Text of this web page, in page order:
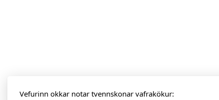
Vefurinn okkar notar tvennskonar vafrakökur: